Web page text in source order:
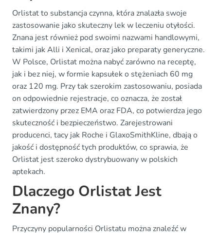
Orlistat to substancja czynna, która znalazła swoje
zastosowanie jako skuteczny lek w leczeniu otyłości.
Znana jest również pod swoimi nazwami handlowymi,
takimi jak Alli i Xenical, oraz jako preparaty generyczne.
W Polsce, Orlistat można nabyć zarówno na receptę,
jak i bez niej, w formie kapsułek o stężeniach 60 mg
oraz 120 mg. Przy tak szerokim zastosowaniu, posiada
on odpowiednie rejestracje, co oznacza, że został
zatwierdzony przez EMA oraz FDA, co potwierdza jego
skuteczność i bezpieczeństwo. Zarejestrowani
producenci, tacy jak Roche i GlaxoSmithKline, dbają o
jakość i dostępność tych produktów, co sprawia, że
Orlistat jest szeroko dystrybuowany w polskich
aptekach.
Dlaczego Orlistat Jest
Znany?
Przyczyny popularności Orlistatu można znaleźć w